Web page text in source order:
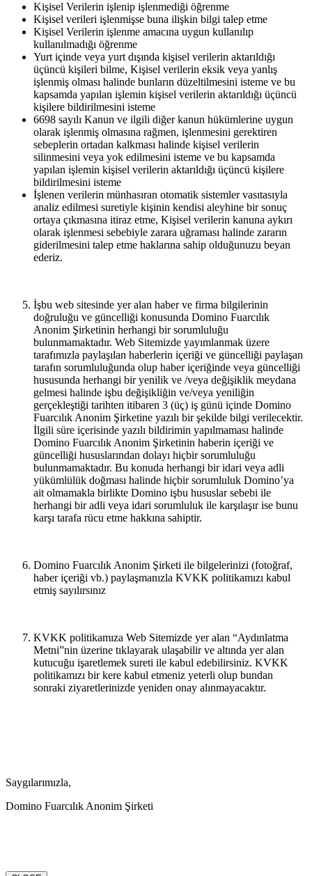
Kişisel Verilerin işlenip işlenmediği öğrenme
Kişisel verileri işlenmişse buna ilişkin bilgi talep etme
Kişisel Verilerin işlenme amacına uygun kullanılıp
kullanılmadığı öğrenme
Yurt içinde veya yurt dışında kişisel verilerin aktarıldığı
üçüncü kişileri bilme, Kişisel verilerin eksik veya yanlış
işlenmiş olması halinde bunların düzeltilmesini isteme ve bu
kapsamda yapılan işlemin kişisel verilerin aktarıldığı üçüncü
kişilere bildirilmesini isteme
6698 sayılı Kanun ve ilgili diğer kanun hükümlerine uygun
olarak işlenmiş olmasına rağmen, işlenmesini gerektiren
sebeplerin ortadan kalkması halinde kişisel verilerin
silinmesini veya yok edilmesini isteme ve bu kapsamda
yapılan işlemin kişisel verilerin aktarıldığı üçüncü kişilere
bildirilmesini isteme
İşlenen verilerin münhasıran otomatik sistemler vasıtasıyla
analiz edilmesi suretiyle kişinin kendisi aleyhine bir sonuç
ortaya çıkmasına itiraz etme, Kişisel verilerin kanuna aykırı
olarak işlenmesi sebebiyle zarara uğraması halinde zararın
giderilmesini talep etme haklarına sahip olduğunuzu beyan
ederiz.
İşbu web sitesinde yer alan haber ve firma bilgilerinin
doğruluğu ve güncelliği konusunda Domino Fuarcılık
Anonim Şirketinin herhangi bir sorumluluğu
bulunmamaktadır. Web Sitemizde yayımlanmak üzere
tarafımızla paylaşılan haberlerin içeriği ve güncelliği paylaşan
tarafın sorumluluğunda olup haber içeriğinde veya güncelliği
hususunda herhangi bir yenilik ve /veya değişiklik meydana
gelmesi halinde işbu değişikliğin ve/veya yeniliğin
gerçekleştiği tarihten itibaren 3 (üç) iş günü içinde Domino
Fuarcılık Anonim Şirketine yazılı bir şekilde bilgi verilecektir.
İlgili süre içerisinde yazılı bildirimin yapılmaması halinde
Domino Fuarcılık Anonim Şirketinin haberin içeriği ve
güncelliği hususlarından dolayı hiçbir sorumluluğu
bulunmamaktadır. Bu konuda herhangi bir idari veya adli
yükümlülük doğması halinde hiçbir sorumluluk Domino’ya
ait olmamakla birlikte Domino işbu hususlar sebebi ile
herhangi bir adli veya idari sorumluluk ile karşılaşır ise bunu
karşı tarafa rücu etme hakkına sahiptir.
Domino Fuarcılık Anonim Şirketi ile bilgelerinizi (fotoğraf,
haber içeriği vb.) paylaşmanızla KVKK politikamızı kabul
etmiş sayılırsınız
KVKK politikamıza Web Sitemizde yer alan “Aydınlatma
Metni”nin üzerine tıklayarak ulaşabilir ve altında yer alan
kutucuğu işaretlemek sureti ile kabul edebilirsiniz. KVKK
politikamızı bir kere kabul etmeniz yeterli olup bundan
sonraki ziyaretlerinizde yeniden onay alınmayacaktır.
Saygılarımızla,
Domino Fuarcılık Anonim Şirketi